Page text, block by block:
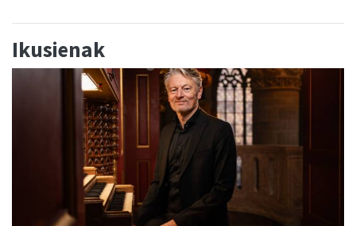
Ikusienak